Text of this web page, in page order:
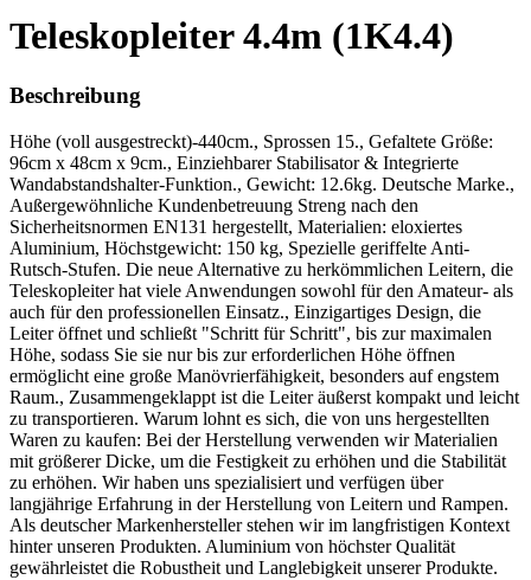
Teleskopleiter 4.4m (1K4.4)
Beschreibung
Höhe (voll ausgestreckt)-440cm., Sprossen 15., Gefaltete Größe:
96cm x 48cm x 9cm., Einziehbarer Stabilisator & Integrierte
Wandabstandshalter-Funktion., Gewicht: 12.6kg. Deutsche Marke.,
Außergewöhnliche Kundenbetreuung Streng nach den
Sicherheitsnormen EN131 hergestellt, Materialien: eloxiertes
Aluminium, Höchstgewicht: 150 kg, Spezielle geriffelte Anti-
Rutsch-Stufen. Die neue Alternative zu herkömmlichen Leitern, die
Teleskopleiter hat viele Anwendungen sowohl für den Amateur- als
auch für den professionellen Einsatz., Einzigartiges Design, die
Leiter öffnet und schließt "Schritt für Schritt", bis zur maximalen
Höhe, sodass Sie sie nur bis zur erforderlichen Höhe öffnen
ermöglicht eine große Manövrierfähigkeit, besonders auf engstem
Raum., Zusammengeklappt ist die Leiter äußerst kompakt und leicht
zu transportieren. Warum lohnt es sich, die von uns hergestellten
Waren zu kaufen: Bei der Herstellung verwenden wir Materialien
mit größerer Dicke, um die Festigkeit zu erhöhen und die Stabilität
zu erhöhen. Wir haben uns spezialisiert und verfügen über
langjährige Erfahrung in der Herstellung von Leitern und Rampen.
Als deutscher Markenhersteller stehen wir im langfristigen Kontext
hinter unseren Produkten. Aluminium von höchster Qualität
gewährleistet die Robustheit und Langlebigkeit unserer Produkte.